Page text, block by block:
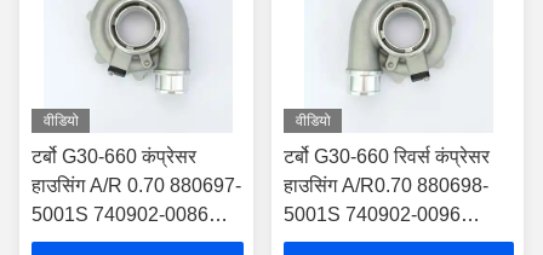
वीडियो
टर्बो G30-660 कंप्रेसर
हाउसिंग A/R 0.70 880697-
5001S 740902-0086
880697-5002S 740902-
वीडियो
टर्बो G30-660 रिवर्स कंप्रेसर
हाउसिंग A/R0.70 880698-
5001S 740902-0096
880698-5002S 740902-